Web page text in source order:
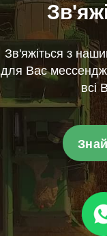
Зв'яжіться з
для Вас
всі